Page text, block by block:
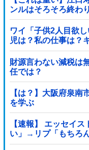
ンルはそろそろ終わ
ワイ「子供2人目欲
児は？私の仕事は？
財源言わない減税は
任では？
【は？】大阪府泉南
を学ぶ
【速報】 エッセイ
い」→リプ「もちろ
ック